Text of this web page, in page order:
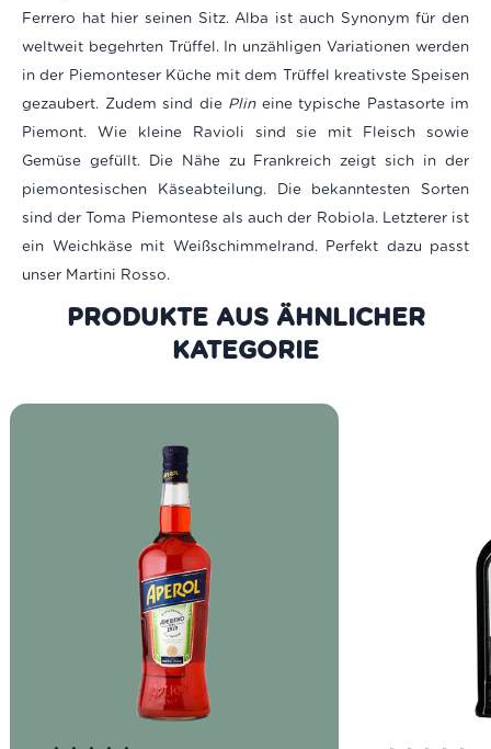
Ferrero hat hier seinen Sitz. Alba ist auch Synonym für den
weltweit begehrten Trüffel. In unzähligen Variationen werden
in der Piemonteser Küche mit dem Trüffel kreativste Speisen
gezaubert. Zudem sind die Plineine typische Pastasorte im
Piemont. Wie kleine Ravioli sind sie mit Fleisch sowie
Gemüse gefüllt. Die Nähe zu Frankreich zeigt sich in der
piemontesischen Käseabteilung. Die bekanntesten Sorten
sind der Toma Piemontese als auch der Robiola. Letzterer ist
ein Weichkäse mit Weißschimmelrand. Perfekt dazu passt
unser Martini Rosso.
PRODUKTE AUS DER GLEICHEN
KATEGORIE